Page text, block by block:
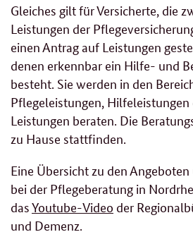
Gleiches gilt für Versicherte, die
Leistungen der
einen Antrag auf Leistungen
denen erkennbar ein Hilfe- und
besteht. Sie werden in den
Pflegeleistungen,
Leistungen beraten. Die
zu Hause stattfinden.
Eine Übersicht zu den
bei der Pflegeberatung in
dasYoutube-Video der
und Demenz.